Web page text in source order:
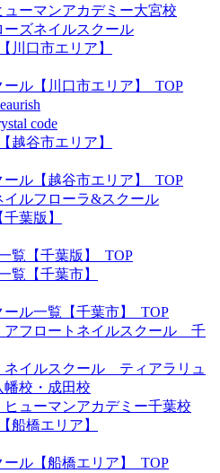
ューマンアカデミー大宮校
ーズネイルスクール
川口市エリア】
ール【川口市エリア】_TOP
code
越谷市エリア】
ール【越谷市エリア】_TOP
イルフローラ&スクール
葉版】
覧【千葉版】_TOP
覧【千葉市】
ール一覧【千葉市】_TOP
アフロートネイルスクール 千
ネイルスクール ティアラリュ
校・成田校
ヒューマンアカデミー千葉校
船橋エリア】
ール【船橋エリア】_TOP